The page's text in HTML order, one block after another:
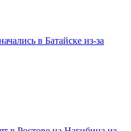
в Батайске из-за